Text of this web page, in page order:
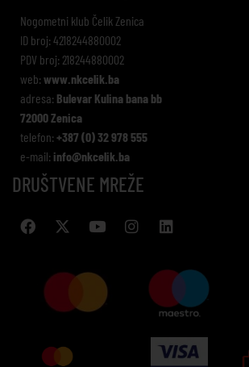
Nogometni klub Čelik Zenica
ID broj: 4218244880002
PDV broj: 218244880002
web: www.nkcelik.ba
adresa: Bulevar Kulina bana bb
72000 Zenica
telefon: +387 (0) 32 978 555
e-mail: info@nkcelik.ba
DRUŠTVENE MREŽE